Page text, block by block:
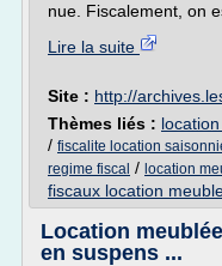
nue. Fiscalement, on
Lire la suite
Site : http://
Thèmes liés :
/ fiscalite location
regime fiscal / location
fiscaux location
Location
en suspens ...